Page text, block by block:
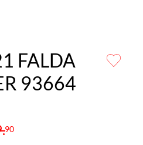
FALDA
93664
.90